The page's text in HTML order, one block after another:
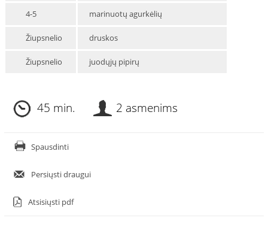
4-5 marinuotų agurkėlių
Žiupsnelio druskos
Žiupsnelio juodųjų pipirų
45 min. 2 asmenims
Spausdinti
Persiųsti draugui
Atsisiųsti pdf